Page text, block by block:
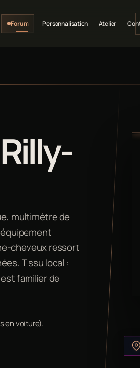
Forum Personnalisation Atelier
multimètre de
cheveux ressort
Tissu local :
familier de
en voiture).